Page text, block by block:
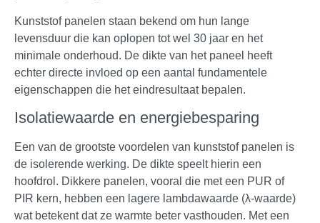
Kunststof panelen staan bekend om hun lange
levensduur die kan oplopen tot wel 30 jaar en het
minimale onderhoud. De dikte van het paneel heeft
echter directe invloed op een aantal fundamentele
eigenschappen die het eindresultaat bepalen.
Isolatiewaarde en energiebesparing
Een van de grootste voordelen van kunststof panelen is
de isolerende werking. De dikte speelt hierin een
hoofdrol. Dikkere panelen, vooral die met een PUR of
PIR kern, hebben een lagere lambdawaarde (λ-waarde)
wat betekent dat ze warmte beter vasthouden. Met een